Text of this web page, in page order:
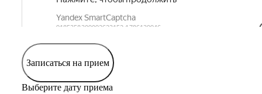
Записаться на прием
Выберите дату приема